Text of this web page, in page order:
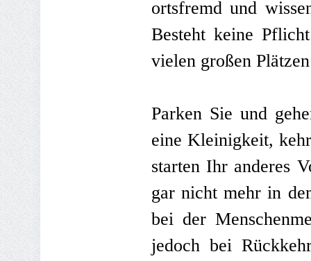
ortsfremd und
Besteht keine
vielen großen
Parken Sie und
eine Kleinigkeit,
starten Ihr anderes
gar nicht mehr in
bei der
jedoch bei